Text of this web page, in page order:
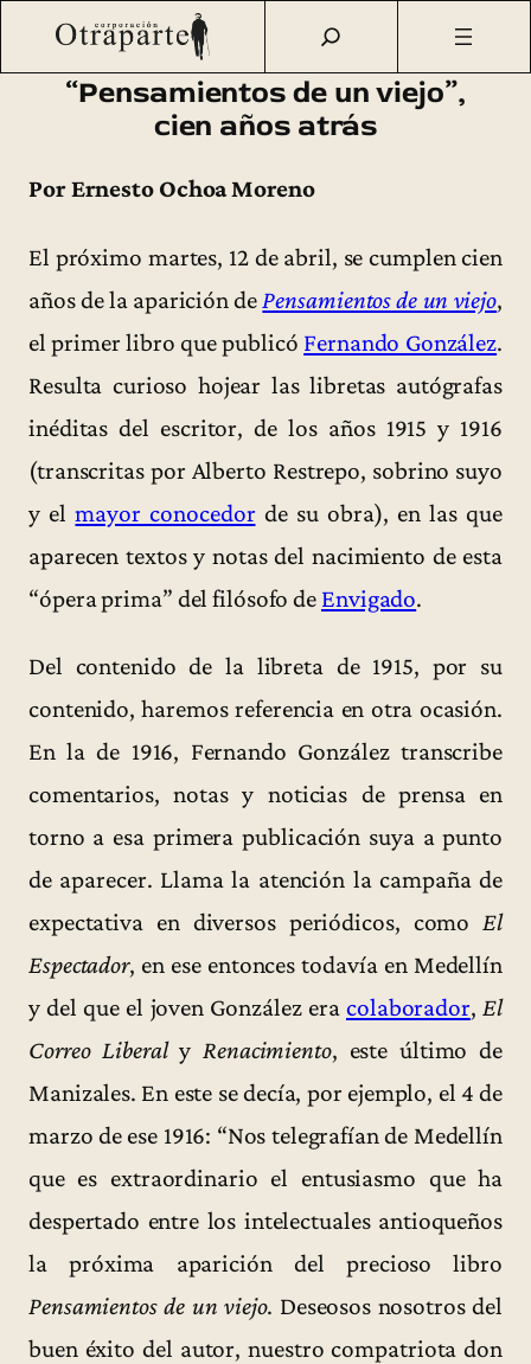
Saltar
contenido
Otraparte.org/Corporación Archivo de prensa
«Pensamientos de un viejo», cien años atrás
“Pensamientos de un viejo”,
cien años atrás
Por Ernesto Ochoa Moreno
El próximo martes, 12 de abril, se cumplen cien
años de la aparición de Pensamientos de un viejo,
el primer libro que publicó Fernando González.
Resulta curioso hojear las libretas autógrafas
inéditas del escritor, de los años 1915 y 1916
(transcritas por Alberto Restrepo, sobrino suyo
y elmayor conocedor de su obra), en las que
aparecen textos y notas del nacimiento de esta
“ópera prima” del filósofo de Envigado.
Del contenido de la libreta de 1915, por su
contenido, haremos referencia en otra ocasión.
En la de 1916, Fernando González transcribe
comentarios, notas y noticias de prensa en
torno a esa primera publicación suya a punto
de aparecer. Llama la atención la campaña de
expectativa en diversos periódicos, como El
Espectador, en ese entonces todavía en Medellín
y del que el joven González era colaborador, El
Correo Liberaly Renacimiento, este último de
Manizales. En este se decía, por ejemplo, el 4 de
marzo de ese 1916: “Nos telegrafían de Medellín
que es extraordinario el entusiasmo que ha
despertado entre los intelectuales antioqueños
la próxima aparición del precioso libro
Pensamientos de un viejo. Deseosos nosotros del
buen éxito del autor, nuestro compatriota don